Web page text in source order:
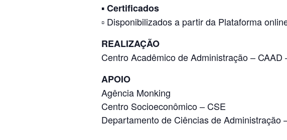
▪Certificados
▫ Disponibilizados a partir da Plataforma
REALIZAÇÃO
Centro Acadêmico de Administração – CAAD
APOIO
Agência Monking
Centro Socioeconômico – CSE
Departamento de Ciências de Administração